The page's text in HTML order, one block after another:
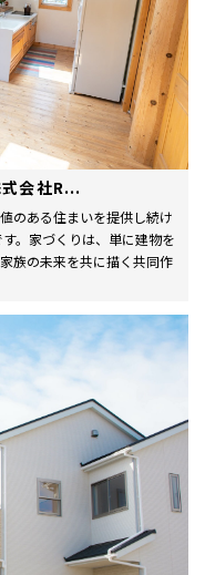
会社R...
のある住まいを提供し続け
。家づくりは、単に建物を
族の未来を共に描く共同作